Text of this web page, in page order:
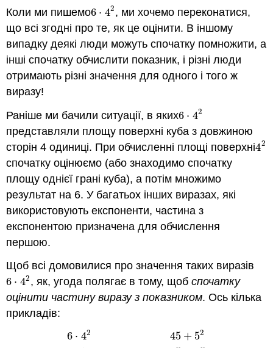
Коли ми пишемо6 ⋅ 42
6 ⋅42 , ми хочемо переконатися,
що всі згодні про те, як це оцінити. В іншому
випадку деякі люди можуть спочатку помножити, а
інші спочатку обчислити показник, і різні люди
отримають різні значення для одного і того ж
виразу!
Раніше ми бачили ситуації, в яких6 ⋅ 42
6 ⋅42
представляли площу поверхні куба з довжиною
сторін 4 одиниці. При обчисленні площі поверхні42
42
спочатку оцінюємо (або знаходимо спочатку
площу однієї грані куба), а потім множимо
результат на 6. У багатьох інших виразах, які
використовують експоненти, частина з
експонентою призначена для обчислення
першою.
Щоб всі домовилися про значення таких виразів
6 ⋅ 42
6 ⋅42 , як, угода полягає в тому, щоб спочатку
оцінити частину виразу з показником. Ось кілька
прикладів:
6 ⋅ 42 45 + 52